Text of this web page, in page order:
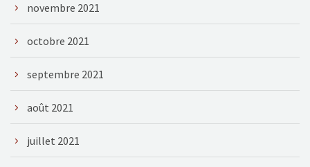
novembre 2021
octobre 2021
septembre 2021
août 2021
juillet 2021